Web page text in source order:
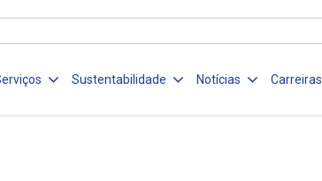
Sustentabilidade Notícias Carreiras